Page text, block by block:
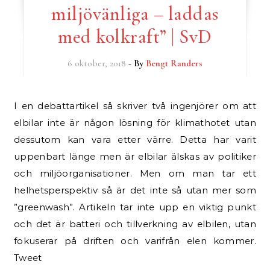
miljövänliga – laddas
med kolkraft” | SvD
6 oktober, 2018 - By Bengt Randers
I en debattartikel så skriver två ingenjörer om att
elbilar inte är någon lösning för klimathotet utan
dessutom kan vara etter värre. Detta har varit
uppenbart länge men är elbilar älskas av politiker
och miljöorganisationer. Men om man tar ett
helhetsperspektiv så är det inte så utan mer som
”greenwash”. Artikeln tar inte upp en viktig punkt
och det är batteri och tillverkning av elbilen, utan
fokuserar på driften och varifrån elen kommer.
Tweet